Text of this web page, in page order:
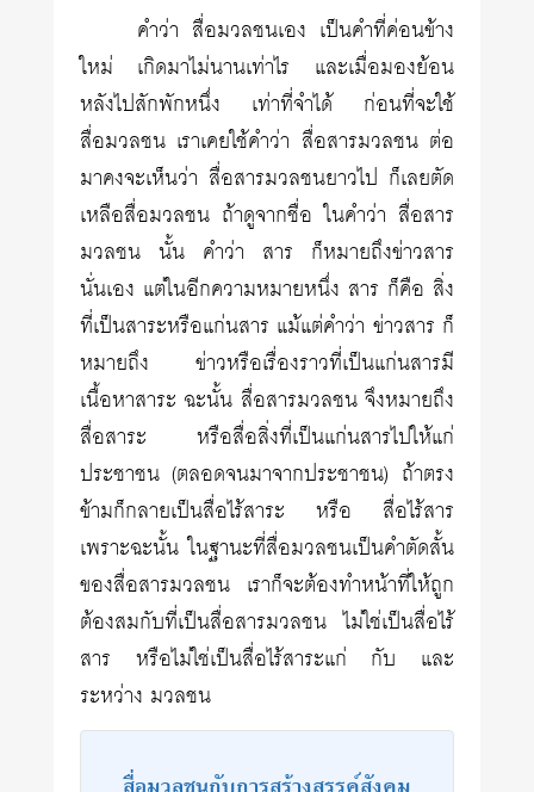
คำว่า สื่อมวลชนเอง เป็นคำที่ค่อนข้าง
ใหม่ เกิดมาไม่นานเท่าไร และเมื่อมองย้อน
หลังไปสักพักหนึ่ง เท่าที่จำได้ ก่อนที่จะใช้
สื่อมวลชน เราเคยใช้คำว่า สื่อสารมวลชน ต่อ
มาคงจะเห็นว่า สื่อสารมวลชนยาวไป ก็เลยตัด
เหลือสื่อมวลชน ถ้าดูจากชื่อ ในคำว่า สื่อสาร
มวลชน นั้น คำว่า สาร ก็หมายถึงข่าวสาร
นั่นเอง แต่ในอีกความหมายหนึ่ง สาร ก็คือ สิ่ง
ที่เป็นสาระหรือแก่นสาร แม้แต่คำว่า ข่าวสาร ก็
หมายถึง ข่าวหรือเรื่องราวที่เป็นแก่นสารมี
เนื้อหาสาระ ฉะนั้น สื่อสารมวลชน จึงหมายถึง
สื่อสาระ หรือสื่อสิ่งที่เป็นแก่นสารไปให้แก่
ประชาชน (ตลอดจนมาจากประชาชน) ถ้าตรง
ข้ามก็กลายเป็นสื่อไร้สาระ หรือ สื่อไร้สาร
เพราะฉะนั้น ในฐานะที่สื่อมวลชนเป็นคำตัดสั้น
ของสื่อสารมวลชน เราก็จะต้องทำหน้าที่ให้ถูก
ต้องสมกับที่เป็นสื่อสารมวลชน ไม่ใช่เป็นสื่อไร้
สาร หรือไม่ใช่เป็นสื่อไร้สาระแก่ กับ และ
ระหว่าง มวลชน